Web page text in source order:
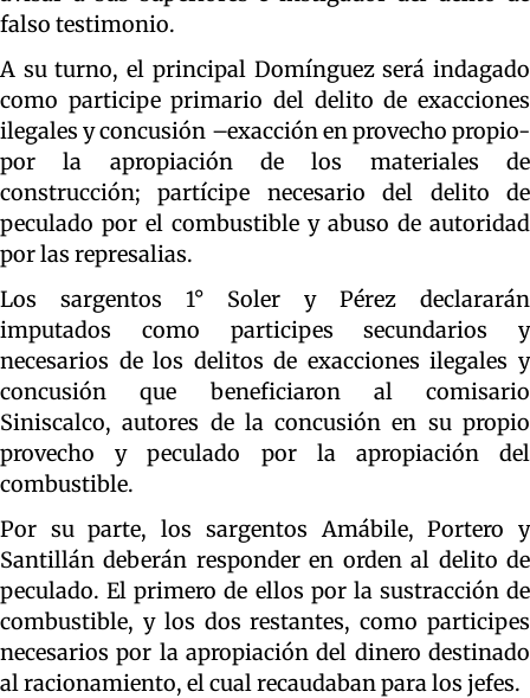
falso testimonio.
A su turno, el principal Domínguez será indagado
como participe primario del delito de exacciones
ilegales y concusión –exacción en provecho propio-
por la apropiación de los materiales de
construcción; partícipe necesario del delito de
peculado por el combustible y abuso de autoridad
por las represalias.
Los sargentos 1° Soler y Pérez declararán
imputados como participes secundarios y
necesarios de los delitos de exacciones ilegales y
concusión que beneficiaron al comisario
Siniscalco, autores de la concusión en su propio
provecho y peculado por la apropiación del
combustible.
Por su parte, los sargentos Amábile, Portero y
Santillán deberán responder en orden al delito de
peculado. El primero de ellos por la sustracción de
combustible, y los dos restantes, como participes
necesarios por la apropiación del dinero destinado
al racionamiento, el cual recaudaban para los jefes.